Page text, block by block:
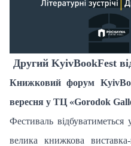
Другий KyivBookFest
Книжковий форум
вересня у ТЦ «Gorodok
Фестиваль
велика книжкова